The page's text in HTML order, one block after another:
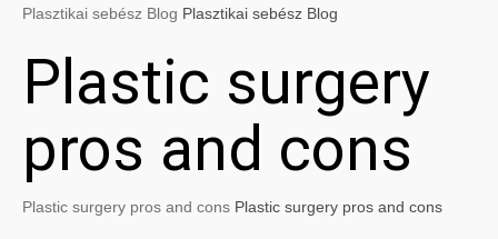
Plasztikai sebész Blog Plasztikai sebész Blog
Plastic surgery
pros and cons
Plastic surgery pros and cons Plastic surgery pros and cons